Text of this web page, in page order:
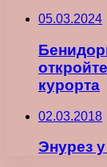
05.03.2024
курорта
02.03.2018
Энурез